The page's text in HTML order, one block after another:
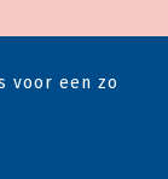
- Ontwerp door
voor een zo